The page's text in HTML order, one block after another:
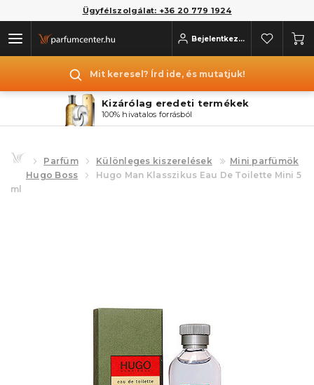
Ügyfélszolgálat: +36 20 779 1924
Bejelentkezés
Mit keresel? Írd ide, és mutatjuk!
Kizárólag eredeti termékek
100% hivatalos forrásból
Parfüm Különleges kiszerelések
Mini parfümök
Hugo Boss
Hugo Man Klasszikus Eau De Toilette Mini 5
ml